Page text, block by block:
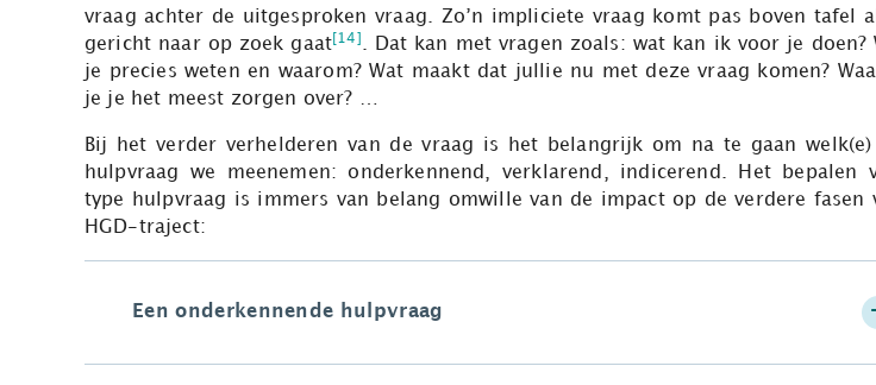
vraag achter de uitgesproken vraag. Zo’n impliciete vraag komt pas boven tafel
gericht naar op zoek gaat [14]
. Dat kan met vragen zoals: wat kan ik voor je doen?
je precies weten en waarom? Wat maakt dat jullie nu met deze vraag komen?
je je het meest zorgen over? …
Bij het verder verhelderen van de vraag is het belangrijk om na te gaan welk(e)
hulpvraag we meenemen: onderkennend, verklarend, indicerend. Het bepalen
type hulpvraag is immers van belang omwille van de impact op de verdere fasen
HGD-traject:
Een onderkennende hulpvraag